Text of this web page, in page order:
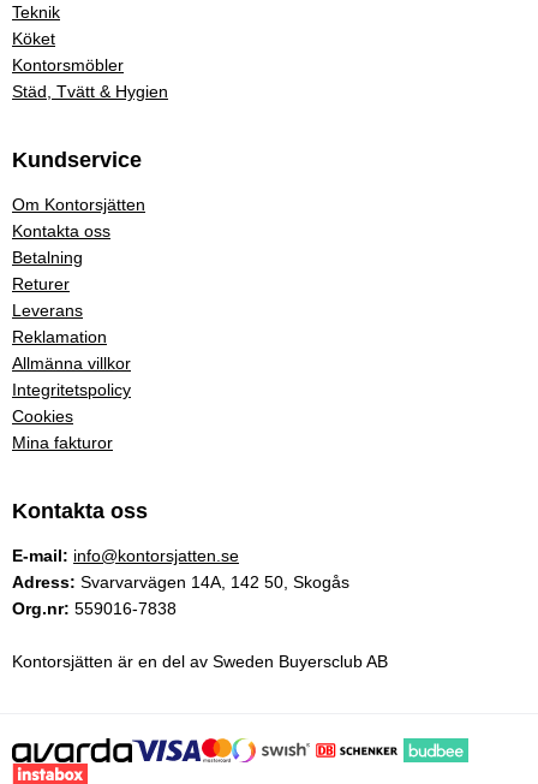
Teknik
Köket
Kontorsmöbler
Städ, Tvätt & Hygien
Kundservice
Om Kontorsjätten
Kontakta oss
Betalning
Returer
Leverans
Reklamation
Allmänna villkor
Integritetspolicy
Cookies
Mina fakturor
Kontakta oss
E-mail: info@kontorsjatten.se
Adress: Svarvarvägen 14A, 142 50, Skogås
Org.nr: 559016-7838
Kontorsjätten är en del av Sweden Buyersclub AB